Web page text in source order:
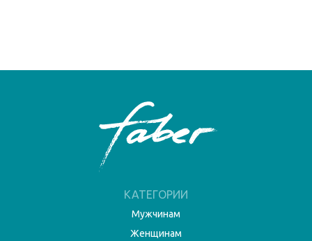
КАТЕГОРИИ
Мужчинам
Женщинам